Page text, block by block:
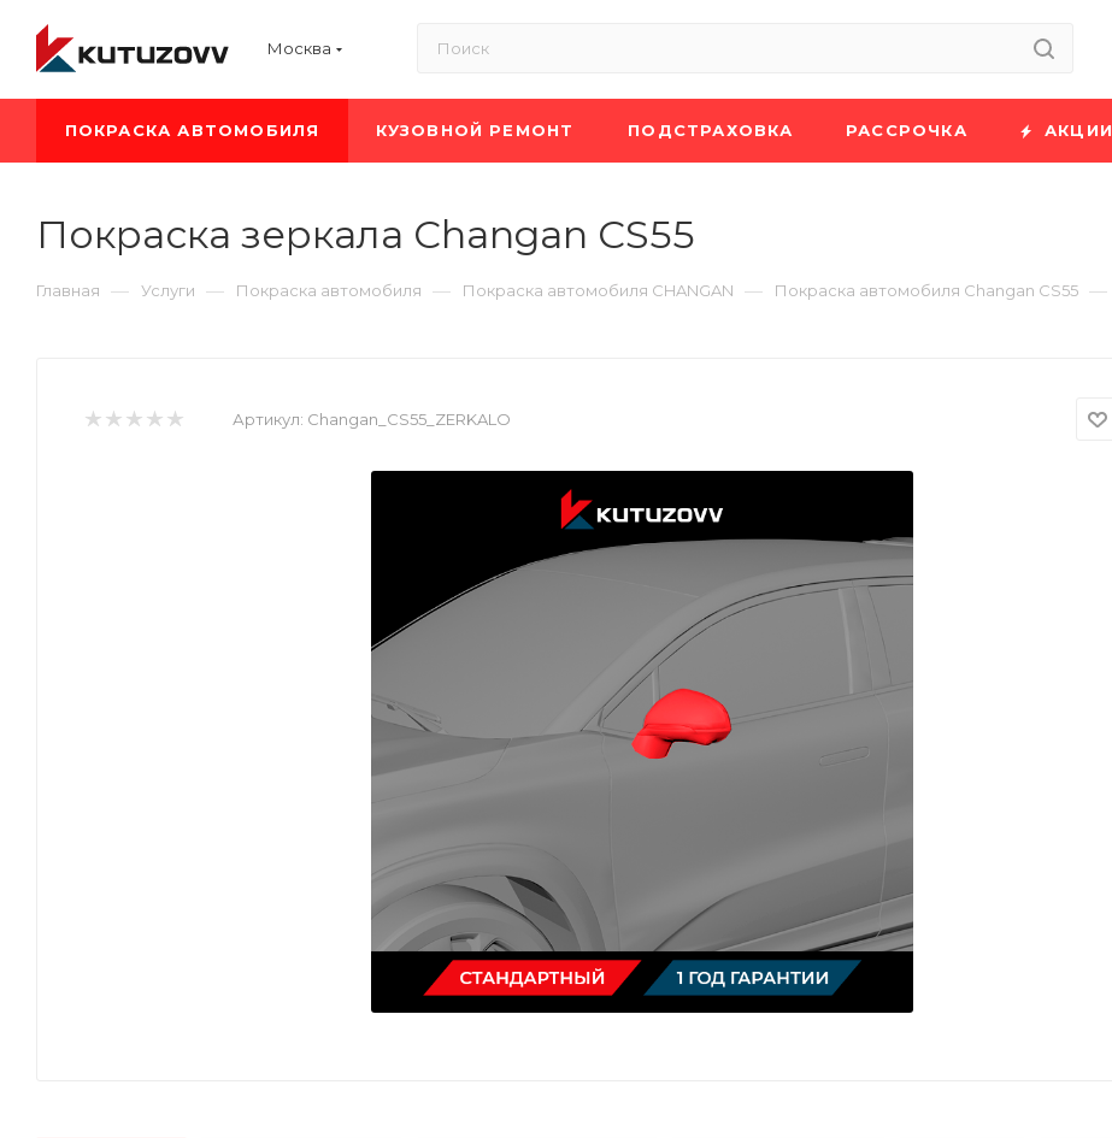
Москва
ПОКРАСКА АВТОМОБИЛЯ КУЗОВНОЙ РЕМОНТ ПОДСТРАХОВКА РАССРОЧКА АКЦИИ
Покраска зеркала Changan CS55
Главная — Услуги — Покраска автомобиля — Покраска автомобиля CHANGAN — Покраска автомобиля Changan CS55 —
Артикул: Changan_CS55_ZERKALO